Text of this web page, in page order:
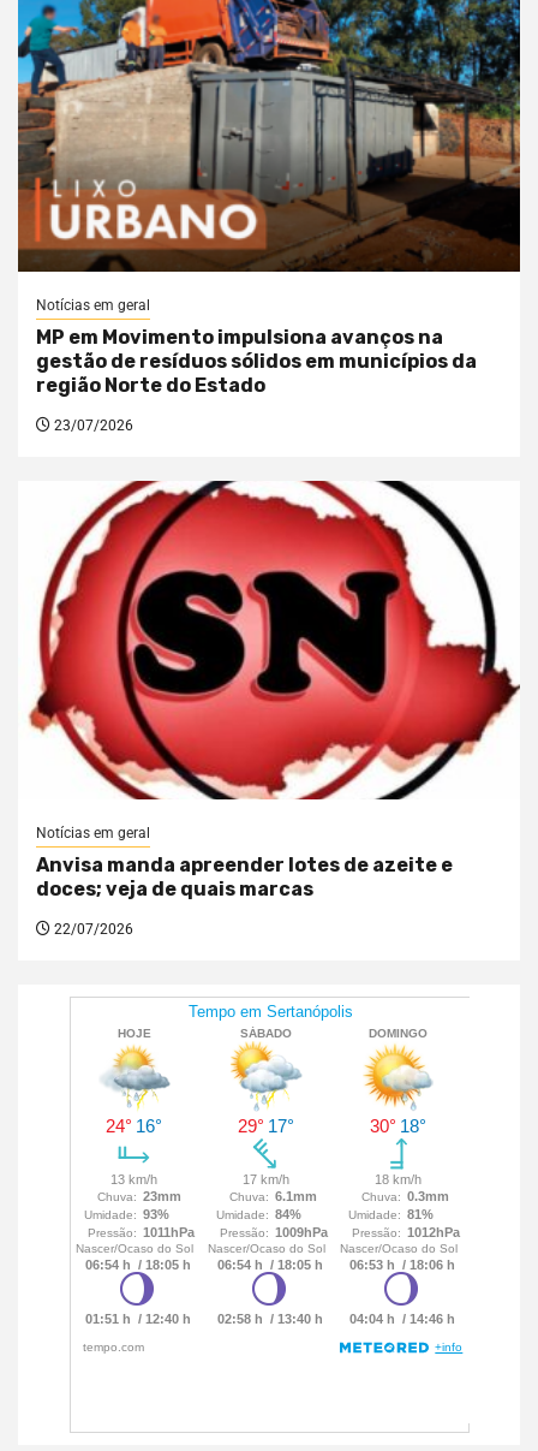
Notícias em geral
MP em Movimento impulsiona avanços na
gestão de resíduos sólidos em municípios da
região Norte do Estado
23/07/2026
Notícias em geral
Anvisa manda apreender lotes de azeite e
doces; veja de quais marcas
22/07/2026